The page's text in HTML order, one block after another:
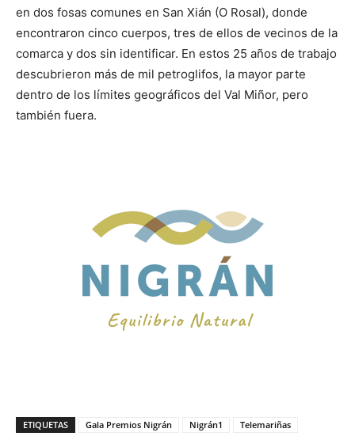
en dos fosas comunes en San Xián (O Rosal), donde
encontraron cinco cuerpos, tres de ellos de vecinos de la
comarca y dos sin identificar. En estos 25 años de trabajo
descubrieron más de mil petroglifos, la mayor parte
dentro de los límites geográficos del Val Miñor, pero
también fuera.
ETIQUETAS Gala Premios Nigrán Nigrán1 Telemariñas